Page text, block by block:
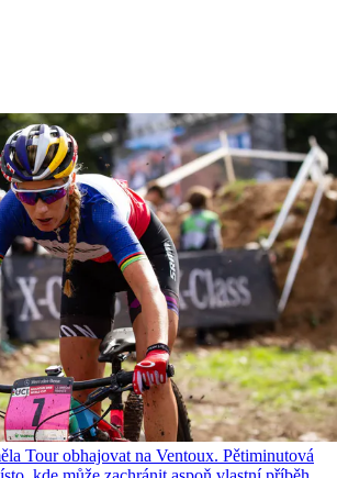
Tour obhajovat na Ventoux. Pětiminutová